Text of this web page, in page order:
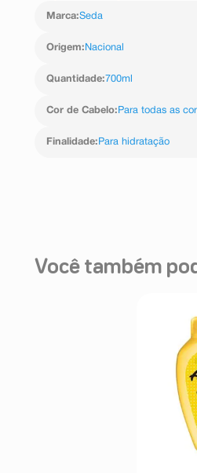
Marca:Seda
Origem: Nacional
Quantidade:700ml
Cor de Cabelo: Para todas as
Finalidade: Para hidratação
Você também